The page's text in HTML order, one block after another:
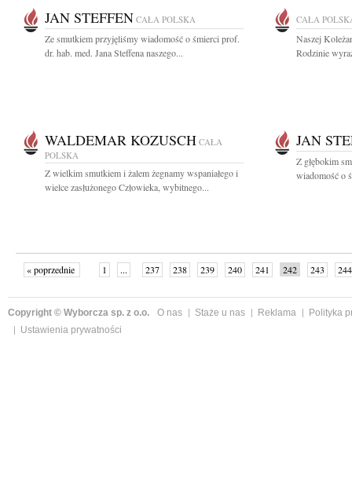
JAN STEFFEN CAŁA POLSKA
Ze smutkiem przyjęliśmy wiadomość o śmierci prof.
dr. hab. med. Jana Steffena naszego...
CAŁA
Naszej
Rodzinie
WALDEMAR KOZUSCH CAŁA
POLSKA
Z wielkim smutkiem i żalem żegnamy wspaniałego i
wielce zasłużonego Człowieka, wybitnego...
JAN
Z głębokim
wiadomość o
« poprzednie 1 ... 237 238 239 240 241 242 243
244
Copyright © Wyborcza sp. z o.o. O nas Staże u nas Reklama
Polityka
Ustawienia prywatności